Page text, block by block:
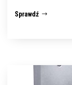
Sprawdź